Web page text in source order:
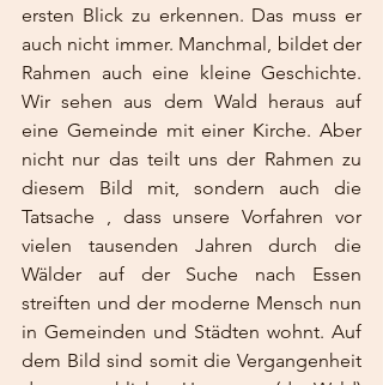
ersten Blick zu erkennen. Das muss er
auch nicht immer. Manchmal, bildet der
Rahmen auch eine kleine Geschichte.
Wir sehen aus dem Wald heraus auf
eine Gemeinde mit einer Kirche. Aber
nicht nur das teilt uns der Rahmen zu
diesem Bild mit, sondern auch die
Tatsache , dass unsere Vorfahren vor
vielen tausenden Jahren durch die
Wälder auf der Suche nach Essen
streiften und der moderne Mensch nun
in Gemeinden und Städten wohnt. Auf
dem Bild sind somit die Vergangenheit